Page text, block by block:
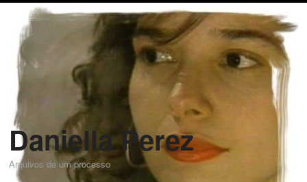
Daniella Perez
Arquivos de um processo